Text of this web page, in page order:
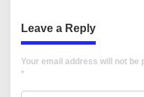
Leave a Reply
Your email address will not be
*